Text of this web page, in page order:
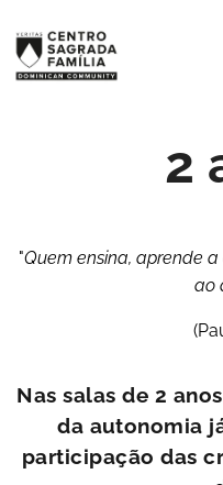
2
"Quem ensina, aprende
ao
Nas salas de 2
da autonomia
participação das